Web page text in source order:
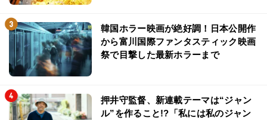
韓国ホラー映画が絶好調！日本公開作
から富川国際ファンタスティック映画
祭で目撃した最新ホラーまで
押井守監督、新連載テーマは“ジャン
ル”を作ること!?「私には私のジャン